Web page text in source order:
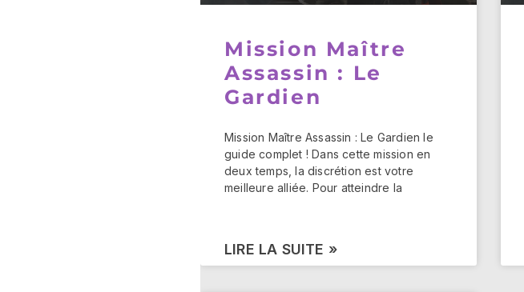
Mission Maître
Assassin : Le
Gardien
Mission Maître Assassin : Le Gardien le
guide complet ! Dans cette mission en
deux temps, la discrétion est votre
meilleure alliée. Pour atteindre la
LIRE LA SUITE »